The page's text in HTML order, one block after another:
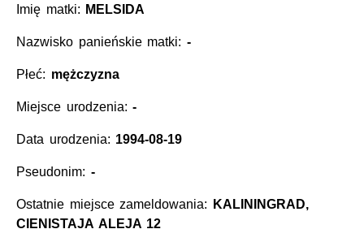
Imię matki: MELSIDA
Nazwisko panieńskie matki: -
Płeć: mężczyzna
Miejsce urodzenia:-
Data urodzenia: 1994-08-19
Pseudonim: -
Ostatnie miejsce zameldowania:
KALININGRAD,
CIENISTAJA ALEJA 12